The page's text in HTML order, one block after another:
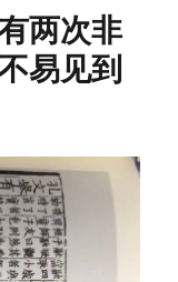
两次非
易见到